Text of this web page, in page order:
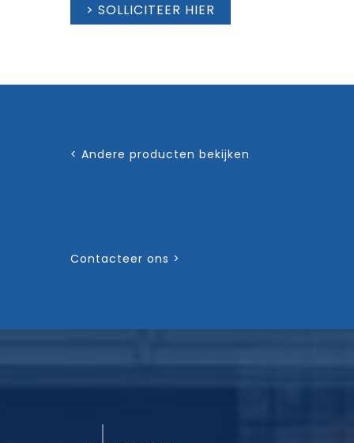
> SOLLICITEER HIER
< Andere producten bekijken
Contacteer ons >